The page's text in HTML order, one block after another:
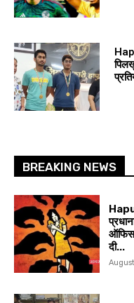
BREAKING NEWS
ऑफिस
दी...